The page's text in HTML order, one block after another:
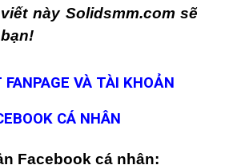
này Solidsmm.com sẽ
VÀ TÀI KHOẢN
CÁ NHÂN
Facebook cá nhân: